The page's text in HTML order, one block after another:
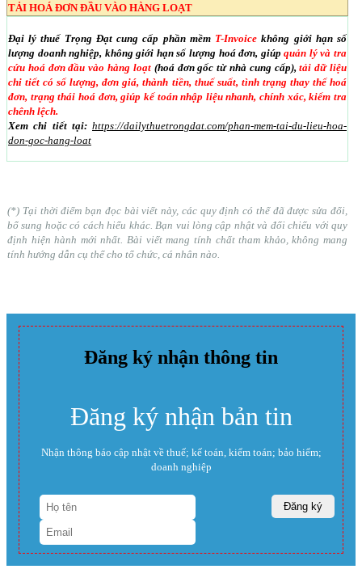
TẢI HOÁ ĐƠN ĐẦU VÀO HÀNG LOẠT
Đại lý thuế Trọng Đạt cung cấp phần mềm T-Invoice không giới hạn số
lượng doanh nghiệp, không giới hạn số lượng hoá đơn, giúpquản lý và tra
cứu hoá đơn đầu vào hàng loạt(hoá đơn gốc từ nhà cung cấp),tải dữ liệu
chi tiết có số lượng, đơn giá, thành tiền, thuế suất, tình trạng thay thế hoá
đơn, trạng thái hoá đơn, giúp kế toán nhập liệu nhanh, chính xác, kiểm tra
chênh lệch.
Xem chi tiết tại: https://dailythuetrongdat.com/phan-mem-tai-du-lieu-hoa-
don-goc-hang-loat
(*) Tại thời điểm bạn đọc bài viết này, các quy định có thể đã được sửa đổi,
bổ sung hoặc có cách hiểu khác. Bạn vui lòng cập nhật và đối chiếu với quy
định hiện hành mới nhất. Bài viết mang tính chất tham khảo, không mang
tính hướng dẫn cụ thể cho tổ chức, cá nhân nào.
Đăng ký nhận thông tin
Đăng ký nhận bản tin
Nhận thông báo cập nhật về thuế; kế toán, kiểm toán; bảo hiểm;
doanh nghiệp